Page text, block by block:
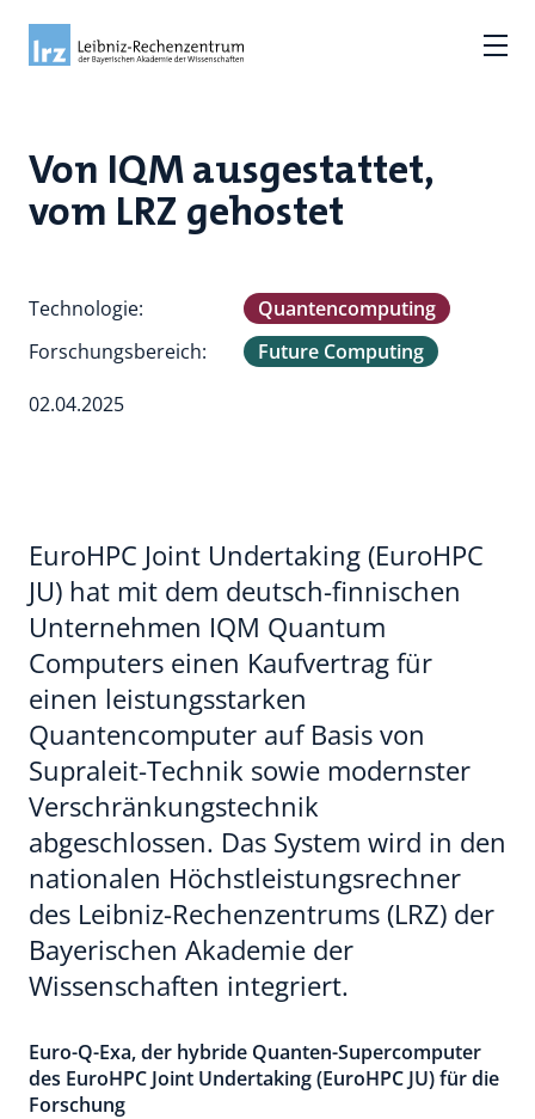
Von IQM ausgestattet,
vom LRZ gehostet
Technologie:
Quantencomputing
Forschungsbereich:
Future Computing
02.04.2025
EuroHPC Joint Undertaking (EuroHPC
JU) hat mit dem deutsch-finnischen
Unternehmen IQM Quantum
Computers einen Kaufvertrag für
einen leistungsstarken
Quantencomputer auf Basis von
Supraleit-Technik sowie modernster
Verschränkungstechnik
abgeschlossen. Das System wird in den
nationalen Höchstleistungsrechner
des Leibniz-Rechenzentrums (LRZ) der
Bayerischen Akademie der
Wissenschaften integriert.
Euro-Q-Exa, der hybride Quanten-Supercomputer
des EuroHPC Joint Undertaking (EuroHPC JU) für die
Forschung